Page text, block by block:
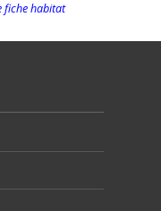
fiche habitat